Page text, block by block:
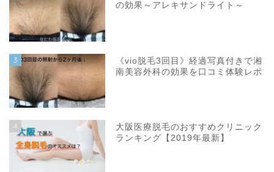
の効果～アレキサンドライト～
3
《vio脱毛3回目》経過写真付きで湘
南美容外科の効果を口コミ体験レポ
4
大阪医療脱毛のおすすめクリニック
ランキング【2019年最新】